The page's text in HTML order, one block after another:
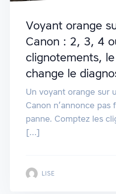
Voyant orange
Canon : 2, 3, 4
clignotements,
change le
Un voyant orange sur
Canon n’annonce pas
panne. Comptez les
[...]
LISE